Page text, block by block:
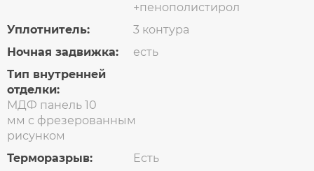
+пенополистирол
Уплотнитель:
3 контура
Ночная задвижка:
есть
Тип внутренней
отделки:
МДФ панель 10
мм с фрезерованным
рисунком
Терморазрыв:
Есть